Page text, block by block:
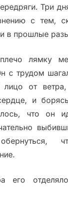
Три
с тем,
в прошлые
лямку
с трудом
лицо от
и
что он
его